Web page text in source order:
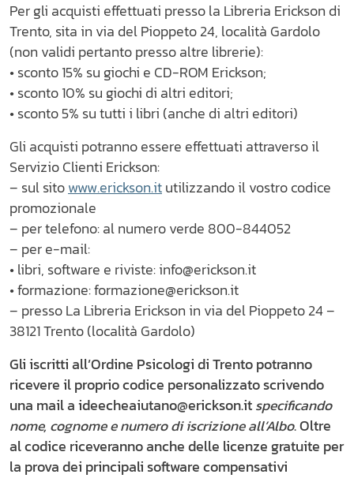
Per gli acquisti effettuati presso la Libreria Erickson di
Trento, sita in via del Pioppeto 24, località Gardolo
(non validi pertanto presso altre librerie):
• sconto 15% su giochi e CD-ROM Erickson;
• sconto 10% su giochi di altri editori;
• sconto 5% su tutti i libri (anche di altri editori)
Gli acquisti potranno essere effettuati attraverso il
Servizio Clienti Erickson:
– sul sitowww.erickson.itutilizzando il vostro codice
promozionale
– per telefono: al numero verde 800-844052
– per e-mail:
• libri, software e riviste: info@erickson.it
• formazione: formazione@erickson.it
– presso La Libreria Erickson in via del Pioppeto 24 –
38121 Trento (località Gardolo)
Gli iscritti all’Ordine Psicologi di Trento potranno
ricevere il proprio codice personalizzato scrivendo
una mail a ideecheaiutano@erickson.itspecificando
nome, cognome e numero di iscrizione all’Albo. Oltre
al codice riceveranno anche delle licenze gratuite per
la prova dei principali software compensativi